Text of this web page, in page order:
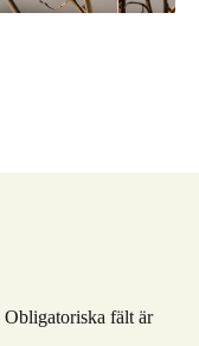
Obligatoriska fält är